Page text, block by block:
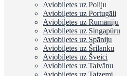
Aviobiļetes uz Poliju
Aviobiļetes uz Portugāli
Aviobiļetes uz Rumāniju
Aviobiļetes uz Singapūru
Aviobiļetes uz Spāniju
Aviobiļetes uz Šrilanku
Aviobiļetes uz Šveici
Aviobiļetes uz Taivānu
Aviobiļetes uz Taizemi